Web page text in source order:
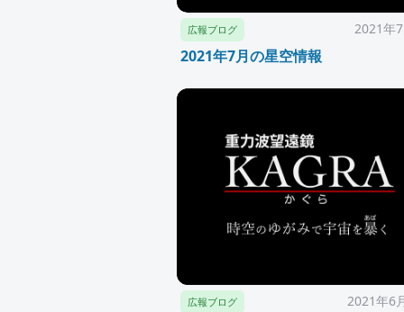
広報ブログ 2021年
2021年7月の星空情報
広報ブログ 2021年6